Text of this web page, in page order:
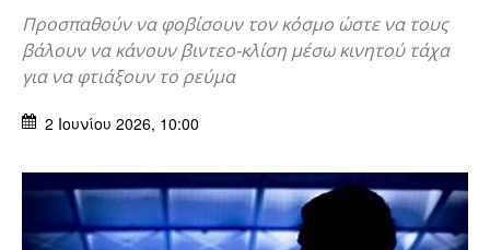
Προσπαθούν να φοβίσουν τον κόσμο ώστε να τους
βάλουν να κάνουν βιντεο-κλίση μέσω κινητού τάχα
για να φτιάξουν το ρεύμα
2 Ιουνίου 2026, 10:00